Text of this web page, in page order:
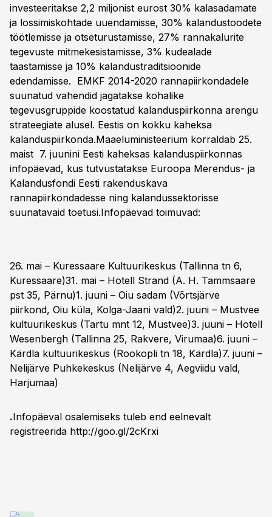
investeeritakse 2,2 miljonist eurost 30% kalasadamate
ja lossimiskohtade uuendamisse, 30% kalandustoodete
töötlemisse ja otseturustamisse, 27% rannakalurite
tegevuste mitmekesistamisse, 3% kudealade
taastamisse ja 10% kalandustraditsioonide
edendamisse. EMKF 2014-2020 rannapiirkondadele
suunatud vahendid jagatakse kohalike
tegevusgruppide koostatud kalanduspiirkonna arengu
strateegiate alusel. Eestis on kokku kaheksa
kalanduspiirkonda.Maaeluministeerium korraldab 25.
maist 7. juunini Eesti kaheksas kalanduspiirkonnas
infopäevad, kus tutvustatakse Euroopa Merendus- ja
Kalandusfondi Eesti rakenduskava
rannapiirkondadesse ning kalandussektorisse
suunatavaid toetusi.Infopäevad toimuvad:
26. mai – Kuressaare Kultuurikeskus (Tallinna tn 6,
Kuressaare)31. mai – Hotell Strand (A. H. Tammsaare
pst 35, Pärnu)1. juuni – Oiu sadam (Võrtsjärve
piirkond, Oiu küla, Kolga-Jaani vald)2. juuni – Mustvee
kultuurikeskus (Tartu mnt 12, Mustvee)3. juuni – Hotell
Wesenbergh (Tallinna 25, Rakvere, Virumaa)6. juuni –
Kärdla kultuurikeskus (Rookopli tn 18, Kärdla)7. juuni –
Nelijärve Puhkekeskus (Nelijärve 4, Aegviidu vald,
Harjumaa)
.Infopäeval osalemiseks tuleb end eelnevalt
registreerida http://goo.gl/2cKrxi